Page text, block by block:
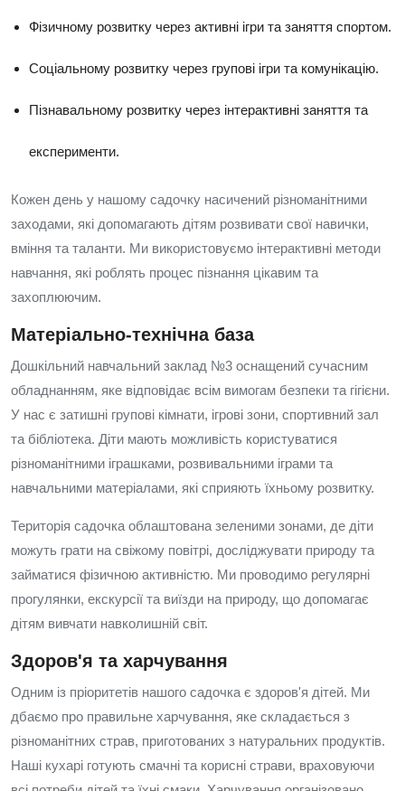
Фізичному розвитку через активні ігри та заняття спортом.
Соціальному розвитку через групові ігри та комунікацію.
Пізнавальному розвитку через інтерактивні заняття та
експерименти.
Кожен день у нашому садочку насичений різноманітними
заходами, які допомагають дітям розвивати свої навички,
вміння та таланти. Ми використовуємо інтерактивні методи
навчання, які роблять процес пізнання цікавим та
захоплюючим.
Матеріально-технічна база
Дошкільний навчальний заклад №3 оснащений сучасним
обладнанням, яке відповідає всім вимогам безпеки та гігієни.
У нас є затишні групові кімнати, ігрові зони, спортивний зал
та бібліотека. Діти мають можливість користуватися
різноманітними іграшками, розвивальними іграми та
навчальними матеріалами, які сприяють їхньому розвитку.
Територія садочка облаштована зеленими зонами, де діти
можуть грати на свіжому повітрі, досліджувати природу та
займатися фізичною активністю. Ми проводимо регулярні
прогулянки, екскурсії та виїзди на природу, що допомагає
дітям вивчати навколишній світ.
Здоров'я та харчування
Одним із пріоритетів нашого садочка є здоров'я дітей. Ми
дбаємо про правильне харчування, яке складається з
різноманітних страв, приготованих з натуральних продуктів.
Наші кухарі готують смачні та корисні страви, враховуючи